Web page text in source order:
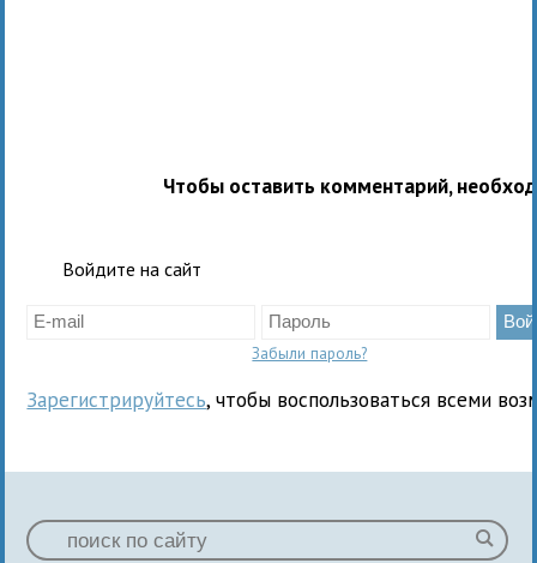
Чтобы оставить комментарий,
Войдите на сайт
Забыли пароль?
Зарегистрируйтесь, чтобы воспользоваться всеми